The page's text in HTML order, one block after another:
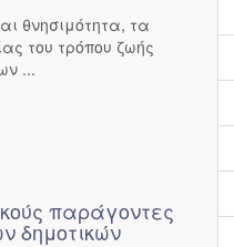
θνησιμότητα, τα
του τρόπου ζωής
...
παράγοντες
δημοτικών